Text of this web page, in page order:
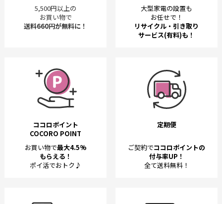
5,500円以上の
お買い物で
送料660円が無料に！
大型家電の設置も
お任せで！
リサイクル・引き取り
サービス(有料)も！
ココロポイント
COCORO POINT
お買い物で最大4.5%
もらえる！
ポイ活でおトク♪
定期便
ご契約でココロポイントの
付与率UP！
全て送料無料！